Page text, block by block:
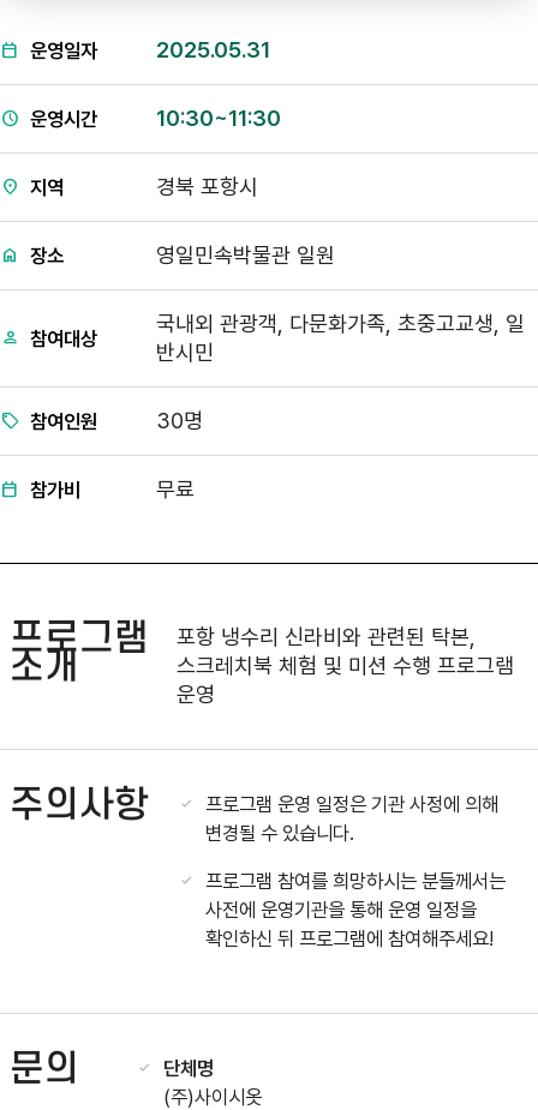
운영일자 2025.05.31
운영시간 10:30~11:30
지역 경북 포항시
장소 영일민속박물관 일원
참여대상
국내외 관광객, 다문화가족, 초중고교생, 일
반시민
참여인원 30명
참가비 무료
프로그램
소개
포항 냉수리 신라비와 관련된 탁본,
스크레치북 체험 및 미션 수행 프로그램
운영
주의사항
프로그램 운영 일정은 기관 사정에 의해
변경될 수 있습니다.
프로그램 참여를 희망하시는 분들께서는
사전에 운영기관을 통해 운영 일정을
확인하신 뒤 프로그램에 참여해주세요!
문의
단체명
(주)사이시옷